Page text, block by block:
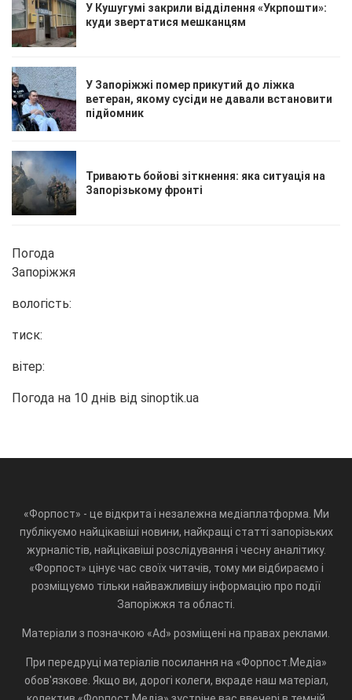
У Кушугумі закрили відділення «Укрпошти»:
куди звертатися мешканцям
У Запоріжжі помер прикутий до ліжка
ветеран, якому сусіди не давали встановити
підйомник
Тривають бойові зіткнення: яка ситуація на
Запорізькому фронті
Погода
Запоріжжя
вологість:
тиск:
вітер:
Погода на 10 днів від sinoptik.ua
«Форпост» - це відкрита і незалежна медіаплатформа. Ми
публікуємо найцікавіші новини, найкращі статті запорізьких
журналістів, найцікавіші розслідування і чесну аналітику.
«Форпост» цінує час своїх читачів, тому ми відбираємо і
розміщуємо тільки найважливішу інформацію про події
Запоріжжя та області.
Матеріали з позначкою «Ad» розміщені на правах реклами.
При передруці матеріалів посилання на «Форпост.Медіа»
обов'язкове. Якщо ви, дорогі колеги, вкраде наш матеріал,